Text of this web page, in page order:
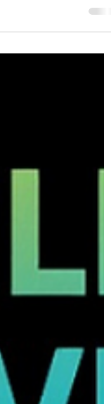
como um
pode transformar